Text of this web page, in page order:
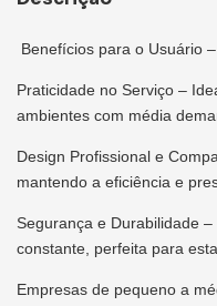
Benefícios para o Usuário
Praticidade no Serviço –
ambientes com média
Design Profissional e
mantendo a eficiência e
Segurança e Durabilidade
constante, perfeita para
Empresas de pequeno a